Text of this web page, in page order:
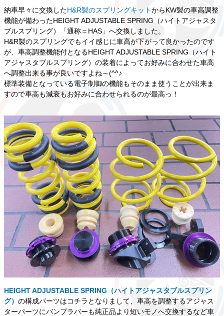
納車早々に交換したH&R製のスプリングキットからKW製の車高調整
機能が備わったHEIGHT ADJUSTABLE SPRING（ハイトアジャスタ
ブルスプリング）「通称＝HAS」へ交換しました。
H&R製のスプリングでもイイ感じに車高が下がって良かったのです
が、車高調整機能付となるHEIGHT ADJUSTABLE SPRING（ハイト
アジャスタブルスプリング）の装着によってお好みに合わせた車高
へ調整出来る事が良いですよね～(^^♪
標準装備となっている電子制御の機能もそのまま使うことが出来ま
すので車高も減衰もお好みに合わせられるのが最高っ！
HEIGHT ADJUSTABLE SPRING（ハイトアジャスタブルスプリン
グ） の構成パーツはコチラとなりまして、車高を調整するアジャス
ターパーツにバンプラバーも純正品より短いモノへ交換するなど車